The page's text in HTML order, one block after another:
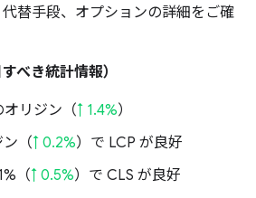
替手段、オプションの詳細をご確
べき統計情報）
オリジン（↑ 1.4%）
（↑ 0.2%）で LCP が良好
（↑ 0.5%）で CLS が良好